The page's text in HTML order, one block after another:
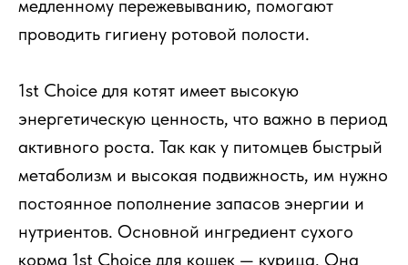
медленному пережевыванию, помогают
проводить гигиену ротовой полости.
1st Choice для котят имеет высокую
энергетическую ценность, что важно в период
активного роста. Так как у питомцев быстрый
метаболизм и высокая подвижность, им нужно
постоянное пополнение запасов энергии и
нутриентов. Основной ингредиент сухого
корма 1st Choice для кошек — курица. Она